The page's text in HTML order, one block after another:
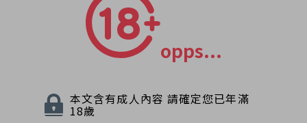
本文含有成人內容 請確定您已年滿
18歲